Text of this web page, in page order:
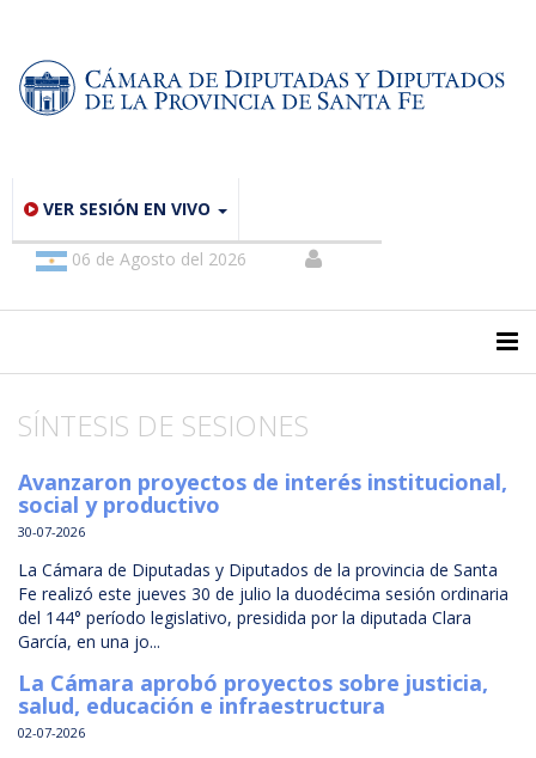
VER SESIÓN EN VIVO
06 de Agosto del 2026
SÍNTESIS DE SESIONES
Avanzaron proyectos de interés institucional,
social y productivo
30-07-2026
La Cámara de Diputadas y Diputados de la provincia de Santa
Fe realizó este jueves 30 de julio la duodécima sesión ordinaria
del 144° período legislativo, presidida por la diputada Clara
García, en una jo...
La Cámara aprobó proyectos sobre justicia,
salud, educación e infraestructura
02-07-2026